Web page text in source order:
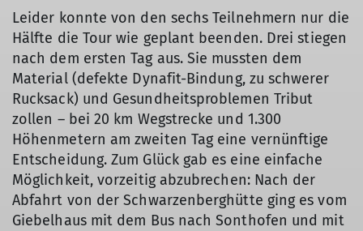
Leider konnte von den sechs Teilnehmern nur die
Hälfte die Tour wie geplant beenden. Drei stiegen
nach dem ersten Tag aus. Sie mussten dem
Material (defekte Dynafit-Bindung, zu schwerer
Rucksack) und Gesundheitsproblemen Tribut
zollen – bei 20 km Wegstrecke und 1.300
Höhenmetern am zweiten Tag eine vernünftige
Entscheidung. Zum Glück gab es eine einfache
Möglichkeit, vorzeitig abzubrechen: Nach der
Abfahrt von der Schwarzenberghütte ging es vom
Giebelhaus mit dem Bus nach Sonthofen und mit